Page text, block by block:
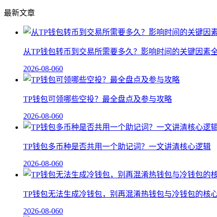
最新文章
从TP钱包转币到交易所需要多久？影响时间的关键因素
2026-08-060
TP钱包可领哪些空投？最全盘点及参与攻略
2026-08-060
TP钱包多币种是否共用一个助记词？一文讲清核心逻辑
2026-08-060
TP钱包无法生成冷钱包，别再混淆热钱包与冷钱包的核
2026-08-060